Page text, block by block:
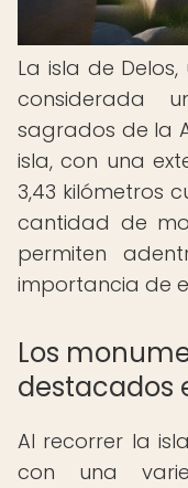
La isla de
considerada
sagrados de la
isla, con una
3,43 kilómetros
cantidad de
permiten
importancia de
Los
destacados
Al recorrer la
con una